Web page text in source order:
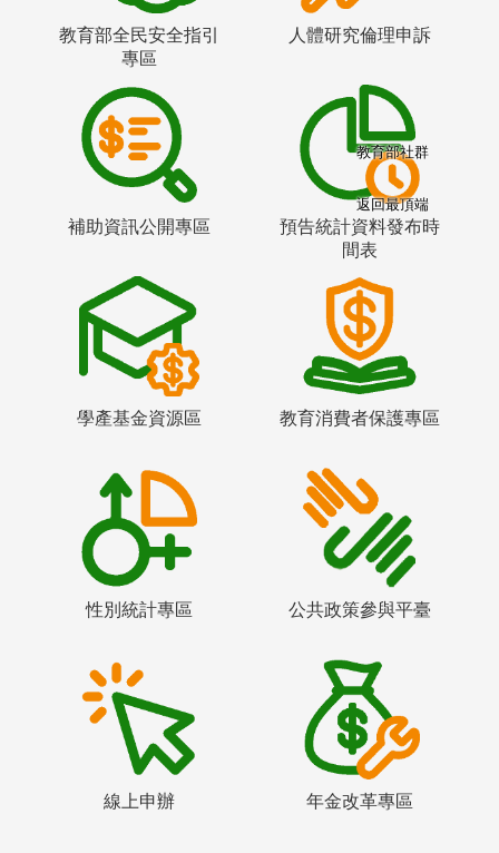
教育部全民安全指引
專區
人體研究倫理申訴
補助資訊公開專區
預告統計資料發布時
間表
學產基金資源區 教育消費者保護專區
性別統計專區 公共政策參與平臺
線上申辦 年金改革專區
教育部社群
返回最頂端